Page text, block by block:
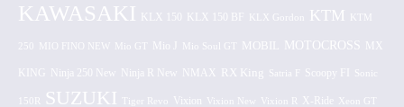
KAWASAKI KLX 150 KLX 150 BF KLX Gordon KTM KTM
250 MIO FINO NEW Mio GT Mio J Mio Soul GT MOBIL MOTOCROSS MX
KING Ninja 250 New Ninja R New NMAX RX King Satria F Scoopy FI Sonic
150R SUZUKI Tiger Revo Vixion Vixion New Vixion R X-Ride Xeon GT